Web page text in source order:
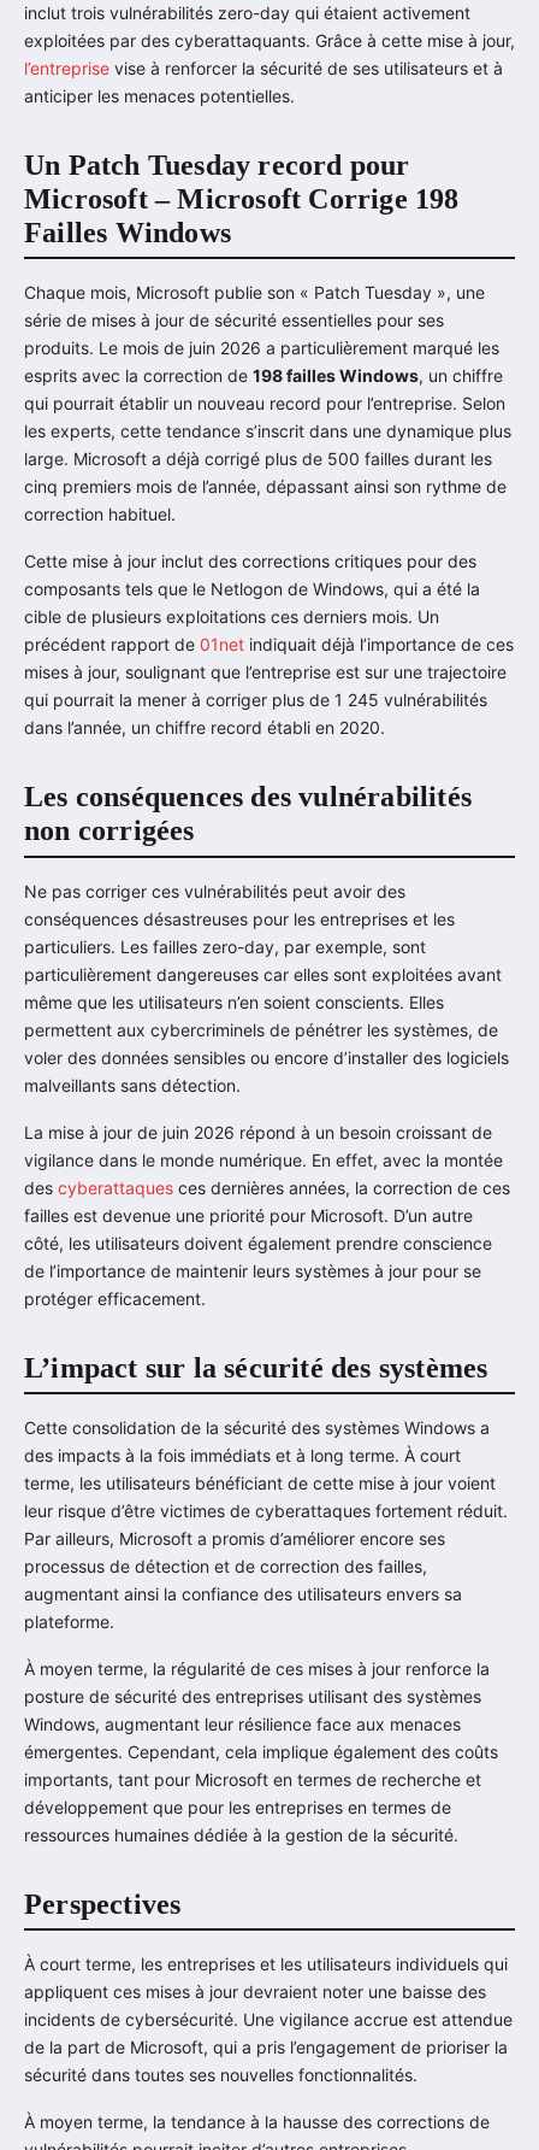
inclut trois vulnérabilités zero-day qui étaient activement
exploitées par des cyberattaquants. Grâce à cette mise à jour,
l’entreprise vise à renforcer la sécurité de ses utilisateurs et à
anticiper les menaces potentielles.
Un Patch Tuesday record pour
Microsoft – Microsoft Corrige 198
Failles Windows
Chaque mois, Microsoft publie son « Patch Tuesday », une
série de mises à jour de sécurité essentielles pour ses
produits. Le mois de juin 2026 a particulièrement marqué les
esprits avec la correction de 198 failles Windows, un chiffre
qui pourrait établir un nouveau record pour l’entreprise. Selon
les experts, cette tendance s’inscrit dans une dynamique plus
large. Microsoft a déjà corrigé plus de 500 failles durant les
cinq premiers mois de l’année, dépassant ainsi son rythme de
correction habituel.
Cette mise à jour inclut des corrections critiques pour des
composants tels que le Netlogon de Windows, qui a été la
cible de plusieurs exploitations ces derniers mois. Un
précédent rapport de 01net indiquait déjà l’importance de ces
mises à jour, soulignant que l’entreprise est sur une trajectoire
qui pourrait la mener à corriger plus de 1 245 vulnérabilités
dans l’année, un chiffre record établi en 2020.
Les conséquences des vulnérabilités
non corrigées
Ne pas corriger ces vulnérabilités peut avoir des
conséquences désastreuses pour les entreprises et les
particuliers. Les failles zero-day, par exemple, sont
particulièrement dangereuses car elles sont exploitées avant
même que les utilisateurs n’en soient conscients. Elles
permettent aux cybercriminels de pénétrer les systèmes, de
voler des données sensibles ou encore d’installer des logiciels
malveillants sans détection.
La mise à jour de juin 2026 répond à un besoin croissant de
vigilance dans le monde numérique. En effet, avec la montée
des cyberattaques ces dernières années, la correction de ces
failles est devenue une priorité pour Microsoft. D’un autre
côté, les utilisateurs doivent également prendre conscience
de l’importance de maintenir leurs systèmes à jour pour se
protéger efficacement.
L’impact sur la sécurité des systèmes
Cette consolidation de la sécurité des systèmes Windows a
des impacts à la fois immédiats et à long terme. À court
terme, les utilisateurs bénéficiant de cette mise à jour voient
leur risque d’être victimes de cyberattaques fortement réduit.
Par ailleurs, Microsoft a promis d’améliorer encore ses
processus de détection et de correction des failles,
augmentant ainsi la confiance des utilisateurs envers sa
plateforme.
À moyen terme, la régularité de ces mises à jour renforce la
posture de sécurité des entreprises utilisant des systèmes
Windows, augmentant leur résilience face aux menaces
émergentes. Cependant, cela implique également des coûts
importants, tant pour Microsoft en termes de recherche et
développement que pour les entreprises en termes de
ressources humaines dédiée à la gestion de la sécurité.
Perspectives
À court terme, les entreprises et les utilisateurs individuels qui
appliquent ces mises à jour devraient noter une baisse des
incidents de cybersécurité. Une vigilance accrue est attendue
de la part de Microsoft, qui a pris l’engagement de prioriser la
sécurité dans toutes ses nouvelles fonctionnalités.
À moyen terme, la tendance à la hausse des corrections de